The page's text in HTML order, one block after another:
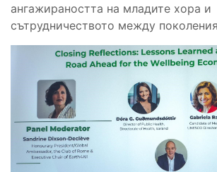
ангажираността на младите хора и
сътрудничеството между